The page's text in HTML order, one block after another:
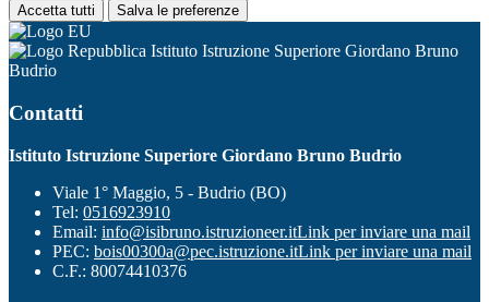
Accetta tutti Salva le preferenze
Istituto Istruzione Superiore Giordano Bruno
Budrio
Contatti
Istituto Istruzione Superiore Giordano Bruno Budrio
Viale 1° Maggio, 5 - Budrio (BO)
Tel: 0516923910
Email: info@isibruno.istruzioneer.itLink per inviare una mail
PEC: bois00300a@pec.istruzione.itLink per inviare una mail
C.F.: 80074410376